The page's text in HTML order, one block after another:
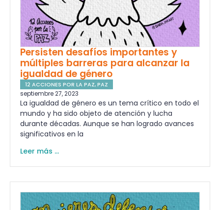
Persisten desafíos importantes y
múltiples barreras para alcanzar la
igualdad de género
12 ACCIONES POR LA PAZ,PAZ
septiembre 27, 2023
La igualdad de género es un tema crítico en todo el
mundo y ha sido objeto de atención y lucha
durante décadas. Aunque se han logrado avances
significativos en la
Leer más ...